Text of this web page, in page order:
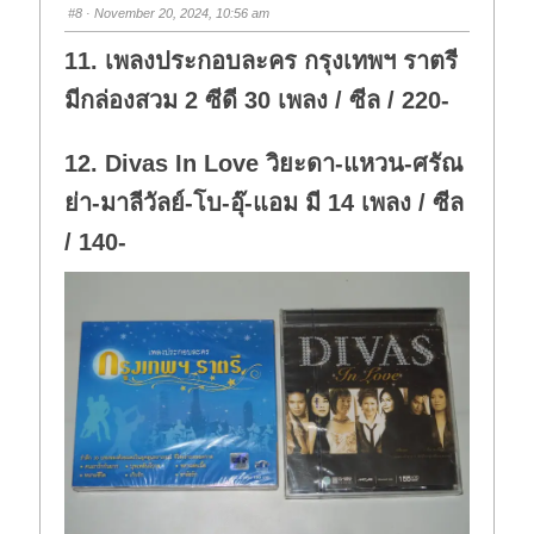
d
o
.
u
p
#8 · November 20, 2024, 10:56 am
11. เพลงประกอบละคร กรุงเทพฯ ราตรี
มีกล่องสวม 2 ซีดี 30 เพลง / ซีล / 220-
12. Divas In Love วิยะดา-แหวน-ศรัณ
ย่า-มาลีวัลย์-โบ-อุ๊-แอม มี 14 เพลง / ซีล
/ 140-